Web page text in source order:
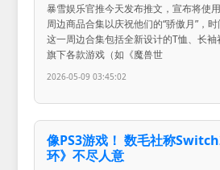
暴雪娱乐官推今天发布推文，宣布将使
周边商品合集以庆祝他们的“骄傲月”，时
这一周边合集包括全新设计的T恤、长
旗下各款游戏（如《魔兽世
2026-05-09 03:45:02
像PS3游戏！ 数毛社称
环》不尽人意